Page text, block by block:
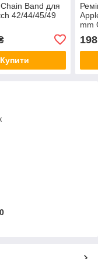
Band для
42/44/45/49
Купити
mm